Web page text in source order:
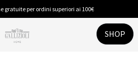
gratuite per ordini superiori ai 100€
SHOP